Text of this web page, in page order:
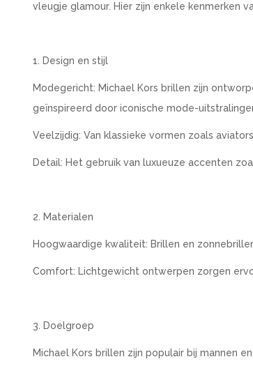
vleugje glamour. Hier zijn enkele kenmerken
1. Design en stijl
Modegericht: Michael Kors brillen zijn
geïnspireerd door iconische mode-
Veelzijdig: Van klassieke vormen zoals
Detail: Het gebruik van luxueuze accenten
2. Materialen
Hoogwaardige kwaliteit: Brillen en
Comfort: Lichtgewicht ontwerpen zorgen
3. Doelgroep
Michael Kors brillen zijn populair bij mannen